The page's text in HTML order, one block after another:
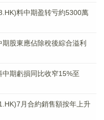
料中期盈转亏約5300萬
股東應佔除稅後綜合溢利
期虧損同比收窄15%至
月合約銷售額按年上升